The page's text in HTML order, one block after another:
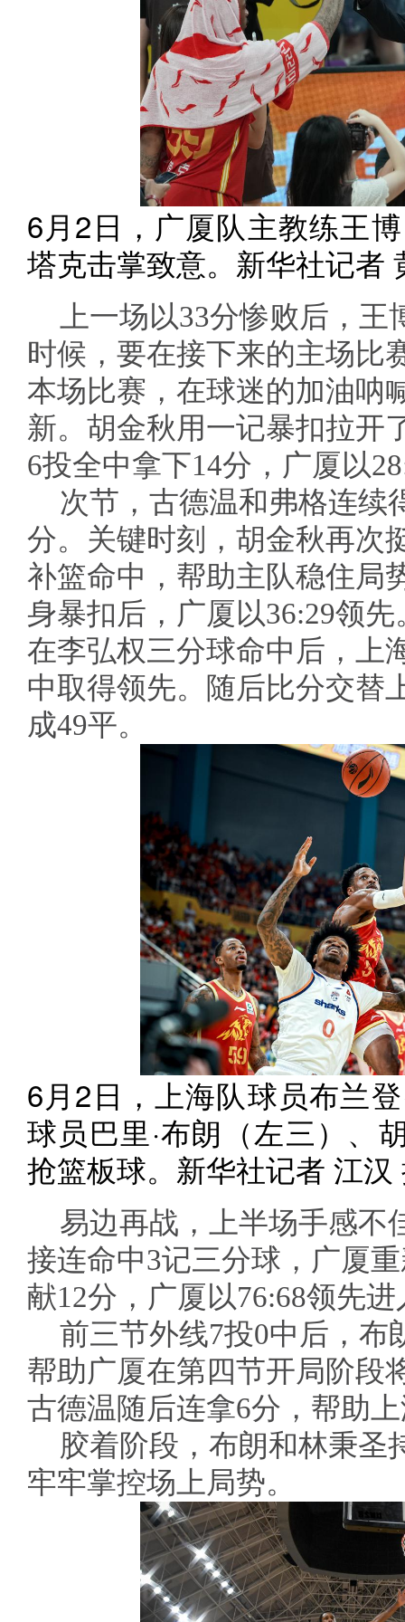
6月2日，广厦队主教练王
塔克击掌致意。新华社记者
上一场以33分惨败后，王
时候，要在接下来的主场比
本场比赛，在球迷的加油呐
新。胡金秋用一记暴扣拉开
6投全中拿下14分，广厦以
次节，古德温和弗格连续
分。关键时刻，胡金秋再次
补篮命中，帮助主队稳住局
身暴扣后，广厦以36:29领
在李弘权三分球命中后，上
中取得领先。随后比分交替
成49平。
6月2日，上海队球员布兰
球员巴里·布朗（左三）、
抢篮板球。新华社记者 江汉
易边再战，上半场手感不
接连命中3记三分球，广厦
献12分，广厦以76:68领先
前三节外线7投0中后，布
帮助广厦在第四节开局阶段
古德温随后连拿6分，帮助
胶着阶段，布朗和林秉圣
牢牢掌控场上局势。